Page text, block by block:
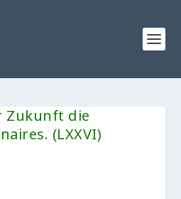
Zukunft die
(LXXVI)